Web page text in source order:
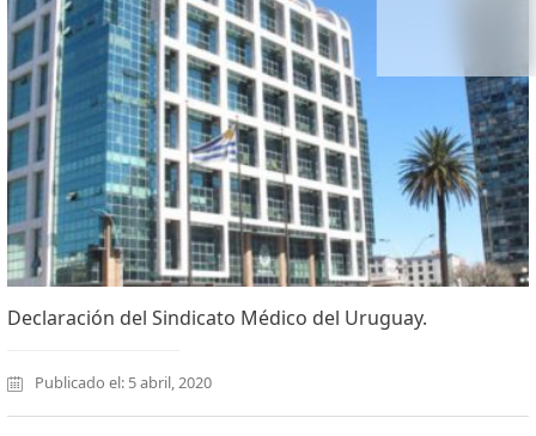
Declaración del Sindicato Médico del Uruguay.
Publicado el: 5 abril, 2020